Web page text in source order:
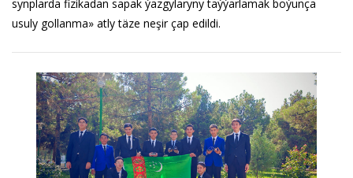
synplarda fizikadan sapak ýazgylaryny taýýarlamak boýunça
usuly gollanma» atly täze neşir çap edildi.